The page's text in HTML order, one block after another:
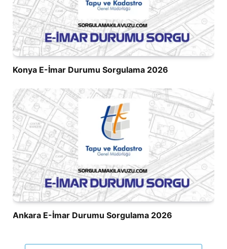
Konya E-İmar Durumu Sorgulama 2026
Ankara E-İmar Durumu Sorgulama 2026